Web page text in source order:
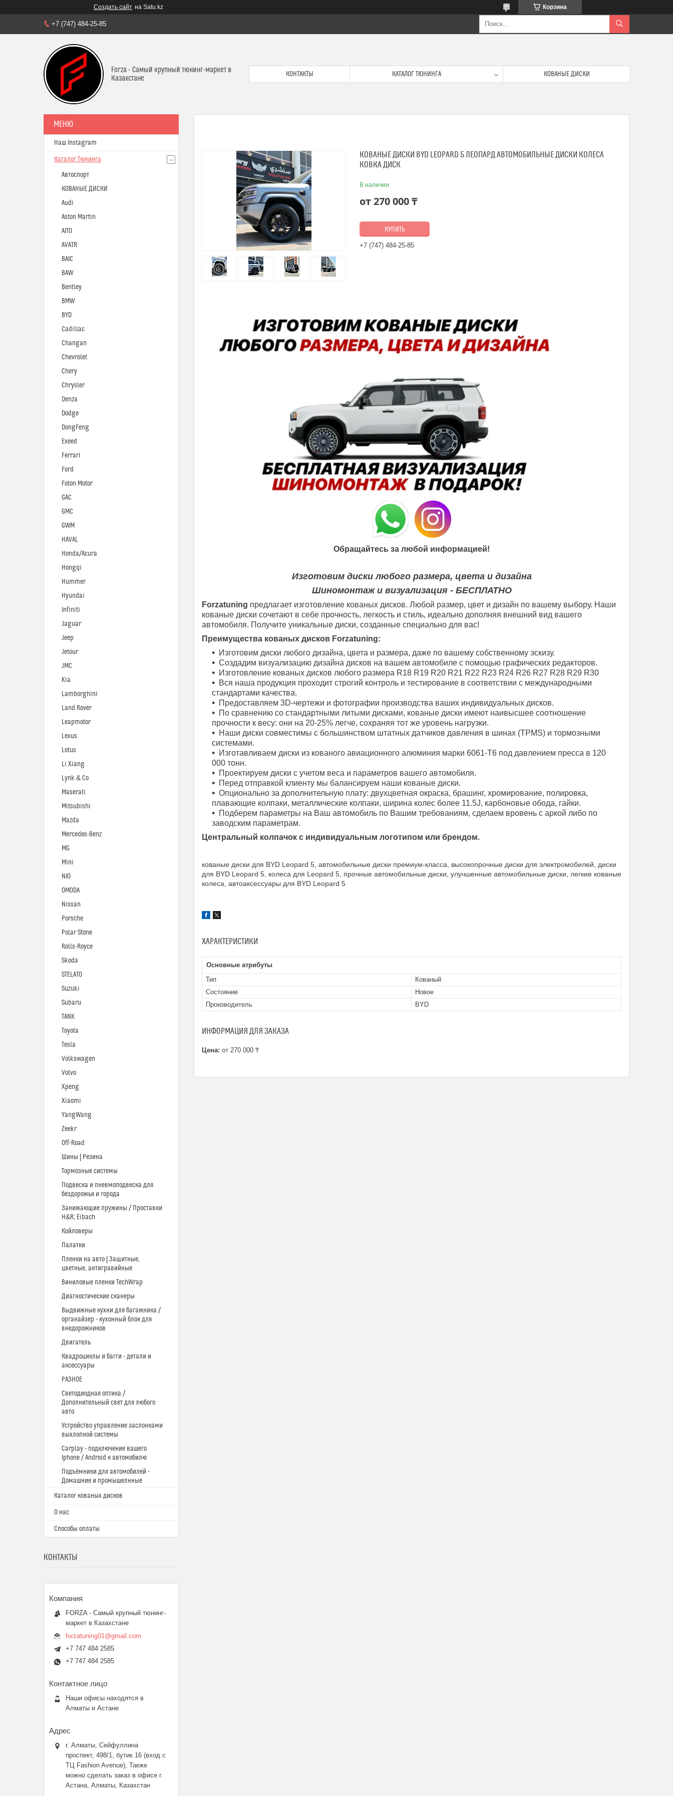
Создать сайт на Satu.kz Корзина
+7 (747) 484-25-85
Forza - Самый крупный тюнинг-маркет в
Казахстане
КОНТАКТЫ КАТАЛОГ ТЮНИНГА КОВАНЫЕ ДИСКИ
КОВАНЫЕ ДИСКИ BYD LEOPARD 5 ЛЕОПАРД АВТОМОБИЛЬНЫЕ ДИСКИ КОЛЕСА
КОВКА ДИСК
В наличии
от270 000 ₸
КУПИТЬ
+7 (747) 484-25-85
Обращайтесь за любой информацией!
Изготовим диски любого размера, цвета и дизайна
Шиномонтаж и визуализация - БЕСПЛАТНО
Forzatuning предлагает изготовление кованых дисков. Любой размер, цвет и дизайн по вашему выбору. Наши
кованые диски сочетают в себе прочность, легкость и стиль, идеально дополняя внешний вид вашего
автомобиля. Получите уникальные диски, созданные специально для вас!
Преимущества кованых дисков Forzatuning:
Изготовим диски любого дизайна, цвета и размера, даже по вашему собственному эскизу.
Создадим визуализацию дизайна дисков на вашем автомобиле с помощью графических редакторов.
Изготовление кованых дисков любого размера R18 R19 R20 R21 R22 R23 R24 R26 R27 R28 R29 R30
Вся наша продукция проходит строгий контроль и тестирование в соответствии с международными
стандартами качества.
Предоставляем 3D-чертежи и фотографии производства ваших индивидуальных дисков.
По сравнению со стандартными литыми дисками, кованые диски имеют наивысшее соотношение
прочности к весу: они на 20-25% легче, сохраняя тот же уровень нагрузки.
Наши диски совместимы с большинством штатных датчиков давления в шинах (TPMS) и тормозными
системами.
Изготавливаем диски из кованого авиационного алюминия марки 6061-T6 под давлением пресса в 120
000 тонн.
Проектируем диски с учетом веса и параметров вашего автомобиля.
Перед отправкой клиенту мы балансируем наши кованые диски.
Опционально за дополнительную плату: двухцветная окраска, брашинг, хромирование, полировка,
плавающие колпаки, металлические колпаки, ширина колес более 11.5J, карбоновые обода, гайки.
Подберем параметры на Ваш автомобиль по Вашим требованиям, сделаем вровень с аркой либо по
заводским параметрам.
Центральный колпачок с индивидуальным логотипом или брендом.
кованые диски для BYD Leopard 5, автомобильные диски премиум-класса, высокопрочные диски для электромобилей, диски
для BYD Leopard 5, колеса для Leopard 5, прочные автомобильные диски, улучшенные автомобильные диски, легкие кованые
колеса, автоаксессуары для BYD Leopard 5
ХАРАКТЕРИСТИКИ
Основные атрибуты
Тип
Кованый
Состояние
Новое
Производитель
BYD
ИНФОРМАЦИЯ ДЛЯ ЗАКАЗА
Цена: от 270 000 ₸
Наш Instagram
Каталог Тюнинга
Автоспорт
КОВАНЫЕ ДИСКИ
Audi
Aston Martin
AITO
AVATR
BAIC
BAW
Bentley
BMW
BYD
Cadillac
Changan
Chevrolet
Chery
Chrysler
Denza
Dodge
DongFeng
Exeed
Ferrari
Ford
Foton Motor
GAC
GMC
GWM
HAVAL
Honda/Acura
Hongqi
Hummer
Hyundai
Infiniti
Jaguar
Jeep
Jetour
JMC
Kia
Lamborghini
Land Rover
Leapmotor
Lexus
Lotus
Li Xiang
Lynk & Co
Maserati
Mitsubishi
Mazda
Mercedes-Benz
MG
Mini
NIO
OMODA
Nissan
Porsche
Polar Stone
Rolls-Royce
Skoda
STELATO
Suzuki
Subaru
TANK
Toyota
Tesla
Volkswagen
Volvo
Xpeng
Xiaomi
YangWang
Zeekr
Off-Road
Шины | Резина
Тормозные системы
Подвеска и пневмоподвеска для
бездорожья и города
Занижающие пружины / Проставки
H&R; Eibach
Койловеры
Палатки
Пленки на авто | Защитные,
цветные, антигравийные
Виниловые пленки TechWrap
Диагностические сканеры
Выдвижные кухни для багажника /
органайзер - кухонный блок для
внедорожников
Двигатель
Квадроциклы и багги - детали и
аксессуары
РАЗНОЕ
Светодиодная оптика /
Дополнительный свет для любого
авто
Устройство управление заслонками
выхлопной системы
Carplay - подключение вашего
Iphone / Android к автомобилю
Подъёмники для автомобилей -
Домашние и промышелнные
Каталог кованых дисков
О нас
Способы оплаты
КОНТАКТЫ
FORZA - Самый крупный тюнинг-
маркет в Казахстане
forzatuning01@gmail.com
+7 747 484 2585
+7 747 484 2585
Наши офисы находятся в
Алматы и Астане
г. Алматы, Сейфуллина
проспект, 498/1, бутик 16 (вход с
ТЦ Fashion Avenue), Также
можно сделать заказ в офисе г.
Астана, Алматы, Казахстан